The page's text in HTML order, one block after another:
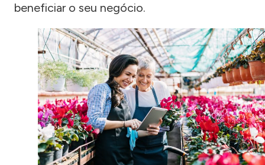
beneficiar o seu negócio.